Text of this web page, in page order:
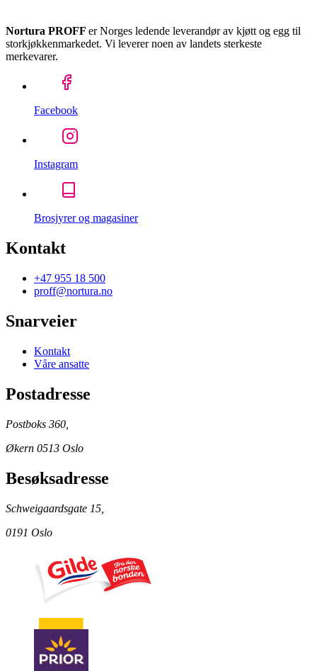
Nortura PROFF er Norges ledende leverandør av kjøtt og egg til
storkjøkkenmarkedet. Vi leverer noen av landets sterkeste
merkevarer.
Facebook
Instagram
Brosjyrer og magasiner
Kontakt
+47 955 18 500
proff@nortura.no
Snarveier
Kontakt
Våre ansatte
Postadresse
Postboks 360,
Økern 0513 Oslo
Besøksadresse
Schweigaardsgate 15,
0191 Oslo